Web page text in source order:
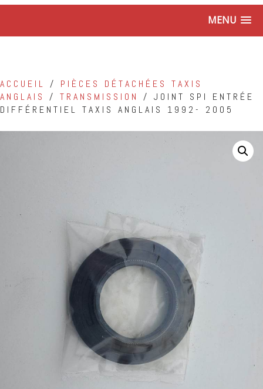
MENU
ACCUEIL / PIÈCES DÉTACHÉES TAXIS
ANGLAIS
/ TRANSMISSION
/ JOINT SPI ENTRÉE
DIFFÉRENTIEL TAXIS ANGLAIS 1992- 2005